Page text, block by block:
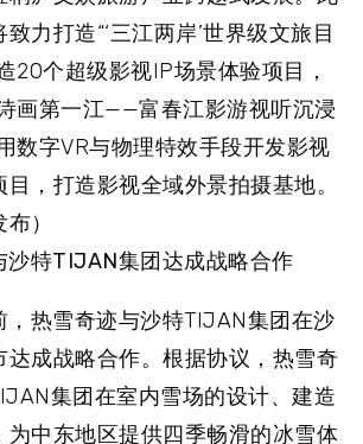
力打造“‘三江两岸’世界级文旅目
20个超级影视IP场景体验项目，
画第一江——富春江影游视听沉浸
数字VR与物理特效手段开发影视
，打造影视全域外景拍摄基地。
）
沙特TIJAN集团达成战略合作
，热雪奇迹与沙特TIJAN集团在沙
达成战略合作。根据协议，热雪奇
集团在室内雪场的设计、建造
为中东地区提供四季畅滑的冰雪体